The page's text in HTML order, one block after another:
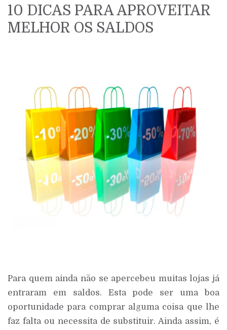
10 DICAS PARA APROVEITAR
MELHOR OS SALDOS
Para quem ainda não se apercebeu muitas lojas já
entraram em saldos. Esta pode ser uma boa
oportunidade para comprar alguma coisa que lhe
faz falta ou necessita de substituir. Ainda assim, é